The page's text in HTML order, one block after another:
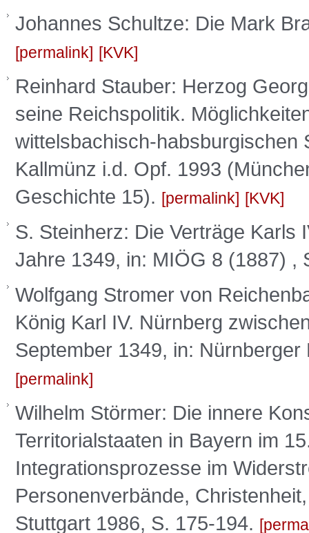
Johannes Schultze: Die Mark
permalink KVK
Reinhard Stauber: Herzog
seine Reichspolitik.
wittelsbachisch-habsburgischen
Kallmünz i.d. Opf. 1993
Geschichte 15).
permalink KVK
S. Steinherz: Die Verträge Karls
Jahre 1349, in: MIÖG 8 (1887) ,
Wolfgang Stromer von
König Karl IV. Nürnberg
September 1349, in:
permalink
Wilhelm Störmer: Die innere
Territorialstaaten in Bayern im
Integrationsprozesse im
Personenverbände,
Stuttgart 1986, S. 175-194.